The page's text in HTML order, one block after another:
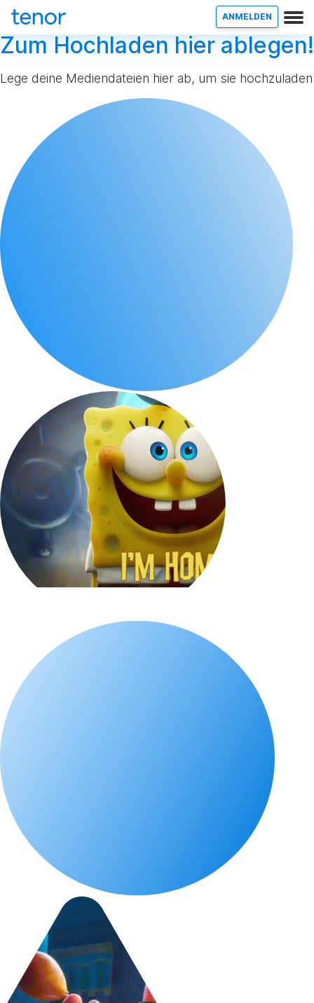
ANMELDEN
Zum Hochladen hier ablegen!
Lege deine Mediendateien hier ab, um sie hochzuladen